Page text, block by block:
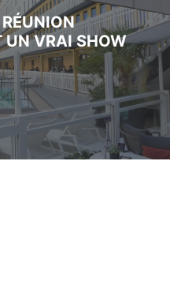
UN VRAI SHOW